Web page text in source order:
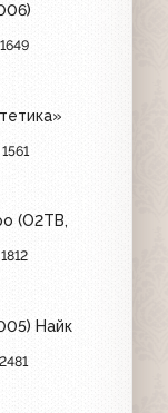
1649
1561
(О2ТВ,
1812
Найк
2481